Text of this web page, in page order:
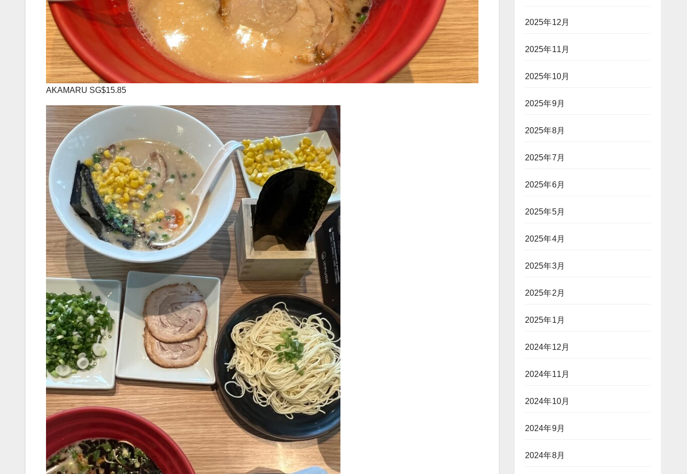
AKAMARU SG$15.85
2025年12月
2025年11月
2025年10月
2025年9月
2025年8月
2025年7月
2025年6月
2025年5月
2025年4月
2025年3月
2025年2月
2025年1月
2024年12月
2024年11月
2024年10月
2024年9月
2024年8月